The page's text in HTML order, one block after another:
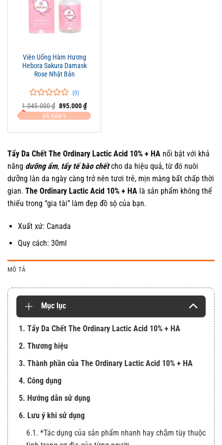
Viên Uống Hàm Hương
Hebora Sakura Damask
Rose Nhật Bản
0
trên
5
0
(0)
1.045.000₫ Giá
gốc
là:
895.000₫Giá
hiện
tại
895.000 ₫.
ĐÃ BÁN 9
Tẩy Da Chết The Ordinary Lactic Acid 10% + HA nổi bật với khả
năng dưỡng ẩm, tẩy tế bào chếtcho da hiệu quả, từ đó nuôi
dưỡng làn da ngày càng trở nên tươi trẻ, mịn màng bất chấp thời
gian. The Ordinary Lactic Acid 10% + HA là sản phẩm không thể
thiếu trong “gia tài” làm đẹp đồ sộ của bạn.
Xuất xứ: Canada
Quy cách: 30ml
MÔ TẢ
Mục lục
1. Tẩy Da Chết The Ordinary Lactic Acid 10% + HA
2. Thương hiệu
3. Thành phần của The Ordinary Lactic Acid 10% + HA
4. Công dụng
5. Hướng dẫn sử dụng
6. Lưu ý khi sử dụng
6.1. *Tác dụng của sản phẩm nhanh hay chậm tùy thuộc